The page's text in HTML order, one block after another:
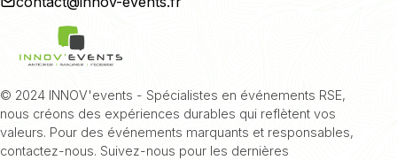
© 2024 INNOV'events - Spécialistes en événements RSE,
nous créons des expériences durables qui reflètent vos
valeurs. Pour des événements marquants et responsables,
contactez-nous. Suivez-nous pour les dernières